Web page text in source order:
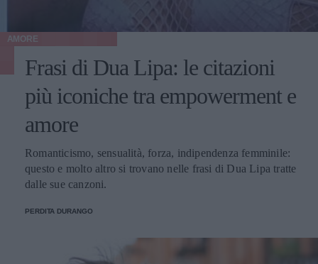
AMORE
Frasi di Dua Lipa: le citazioni
più iconiche tra empowerment e
amore
Romanticismo, sensualità, forza, indipendenza femminile:
questo e molto altro si trovano nelle frasi di Dua Lipa tratte
dalle sue canzoni.
PERDITA DURANGO